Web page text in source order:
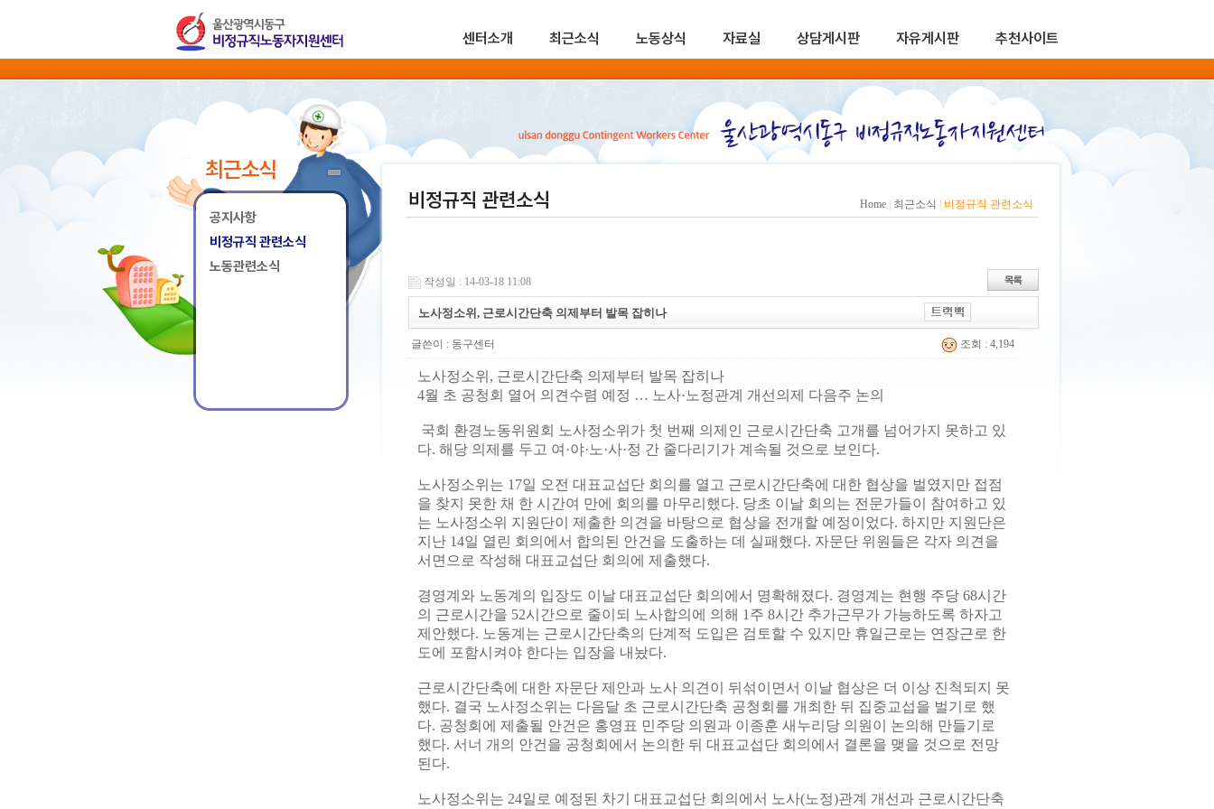
센터소개 최근소식 노동상식 자료실 상담게시판 자유게시판 추천사이트
최근소식
공지사항
비정규직 관련소식
노동관련소식
비정규직 관련소식 Home 최근소식 비정규직 관련소식
작성일 : 14-03-18 11:08
노사정소위, 근로시간단축 의제부터 발목 잡히나
글쓴이 : 동구센터 조회 : 4,194
노사정소위, 근로시간단축 의제부터 발목 잡히나
4월 초 공청회 열어 의견수렴 예정 … 노사·노정관계 개선의제 다음주 논의
국회 환경노동위원회 노사정소위가 첫 번째 의제인 근로시간단축 고개를 넘어가지 못하고 있
다. 해당 의제를 두고 여·야·노·사·정 간 줄다리기가 계속될 것으로 보인다.
노사정소위는 17일 오전 대표교섭단 회의를 열고 근로시간단축에 대한 협상을 벌였지만 접점
을 찾지 못한 채 한 시간여 만에 회의를 마무리했다. 당초 이날 회의는 전문가들이 참여하고 있
는 노사정소위 지원단이 제출한 의견을 바탕으로 협상을 전개할 예정이었다. 하지만 지원단은
지난 14일 열린 회의에서 합의된 안건을 도출하는 데 실패했다. 자문단 위원들은 각자 의견을
서면으로 작성해 대표교섭단 회의에 제출했다.
경영계와 노동계의 입장도 이날 대표교섭단 회의에서 명확해졌다. 경영계는 현행 주당 68시간
의 근로시간을 52시간으로 줄이되 노사합의에 의해 1주 8시간 추가근무가 가능하도록 하자고
제안했다. 노동계는 근로시간단축의 단계적 도입은 검토할 수 있지만 휴일근로는 연장근로 한
도에 포함시켜야 한다는 입장을 내놨다.
근로시간단축에 대한 자문단 제안과 노사 의견이 뒤섞이면서 이날 협상은 더 이상 진척되지 못
했다. 결국 노사정소위는 다음달 초 근로시간단축 공청회를 개최한 뒤 집중교섭을 벌기로 했
다. 공청회에 제출될 안건은 홍영표 민주당 의원과 이종훈 새누리당 의원이 논의해 만들기로
했다. 서너 개의 안건을 공청회에서 논의한 뒤 대표교섭단 회의에서 결론을 맺을 것으로 전망
된다.
노사정소위는 24일로 예정된 차기 대표교섭단 회의에서 노사(노정)관계 개선과 근로시간단축